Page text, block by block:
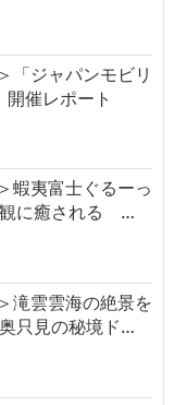
「ジャパンモビリ
催レポート
蝦夷富士ぐるーっ
観に癒される …
滝雲雲海の絶景を
只見の秘境ド…